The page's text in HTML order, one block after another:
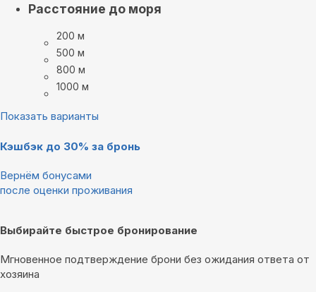
Расстояние до моря
200 м
500 м
800 м
1000 м
Показать варианты
Кэшбэк до 30% за бронь
Вернём бонусами
после оценки проживания
Выбирайте быстрое бронирование
Мгновенное подтверждение брони без ожидания ответа от
хозяина